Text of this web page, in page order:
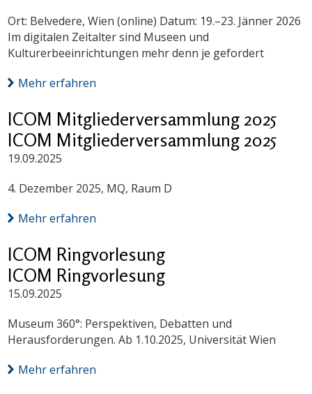
Ort: Belvedere, Wien (online) Datum: 19.–23. Jänner 2026
Im digitalen Zeitalter sind Museen und
Kulturerbeeinrichtungen mehr denn je gefordert
Mehr erfahren
ICOM Mitgliederversammlung 2025
ICOM Mitgliederversammlung 2025
19.09.2025
4. Dezember 2025, MQ, Raum D
Mehr erfahren
ICOM Ringvorlesung
ICOM Ringvorlesung
15.09.2025
Museum 360°: Perspektiven, Debatten und
Herausforderungen. Ab 1.10.2025, Universität Wien
Mehr erfahren